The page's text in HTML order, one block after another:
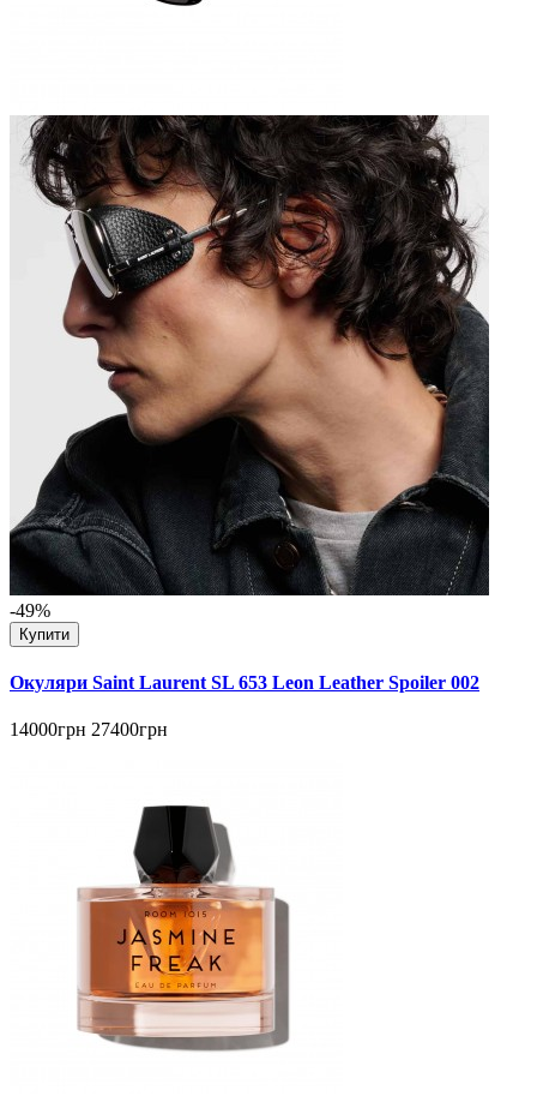
-49%
Купити
Окуляри Saint Laurent SL 653 Leon Leather Spoiler 002
14000грн 27400грн